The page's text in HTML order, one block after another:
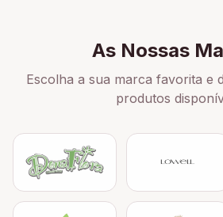
As Nossas
Escolha a sua marca favorita e
produtos